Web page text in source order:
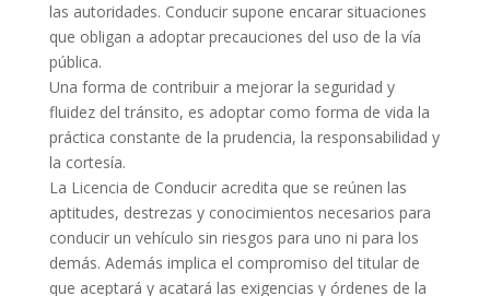
las autoridades. Conducir supone encarar situaciones
que obligan a adoptar precauciones del uso de la vía
pública.
Una forma de contribuir a mejorar la seguridad y
fluidez del tránsito, es adoptar como forma de vida la
práctica constante de la prudencia, la responsabilidad y
la cortesía.
La Licencia de Conducir acredita que se reúnen las
aptitudes, destrezas y conocimientos necesarios para
conducir un vehículo sin riesgos para uno ni para los
demás. Además implica el compromiso del titular de
que aceptará y acatará las exigencias y órdenes de la